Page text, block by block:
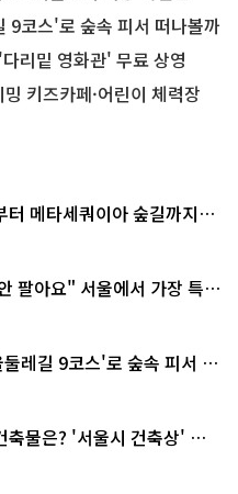
9코스'로 숲속 피서 떠나볼까
리밑 영화관' 무료 상영
키즈카페·어린이 체력장
터 메타세쿼이아 숲길까지…
팔아요" 서울에서 가장 특별
레길 9코스'로 숲속 피서 떠
축물은? '서울시 건축상' 수